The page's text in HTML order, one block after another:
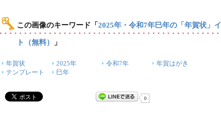
この画像のキーワード 「 2025年・令和7年巳年の「年賀状」
ト（無料） 」
年賀状 2025年 令和7年
年賀はがき
テンプレート
巳年
0